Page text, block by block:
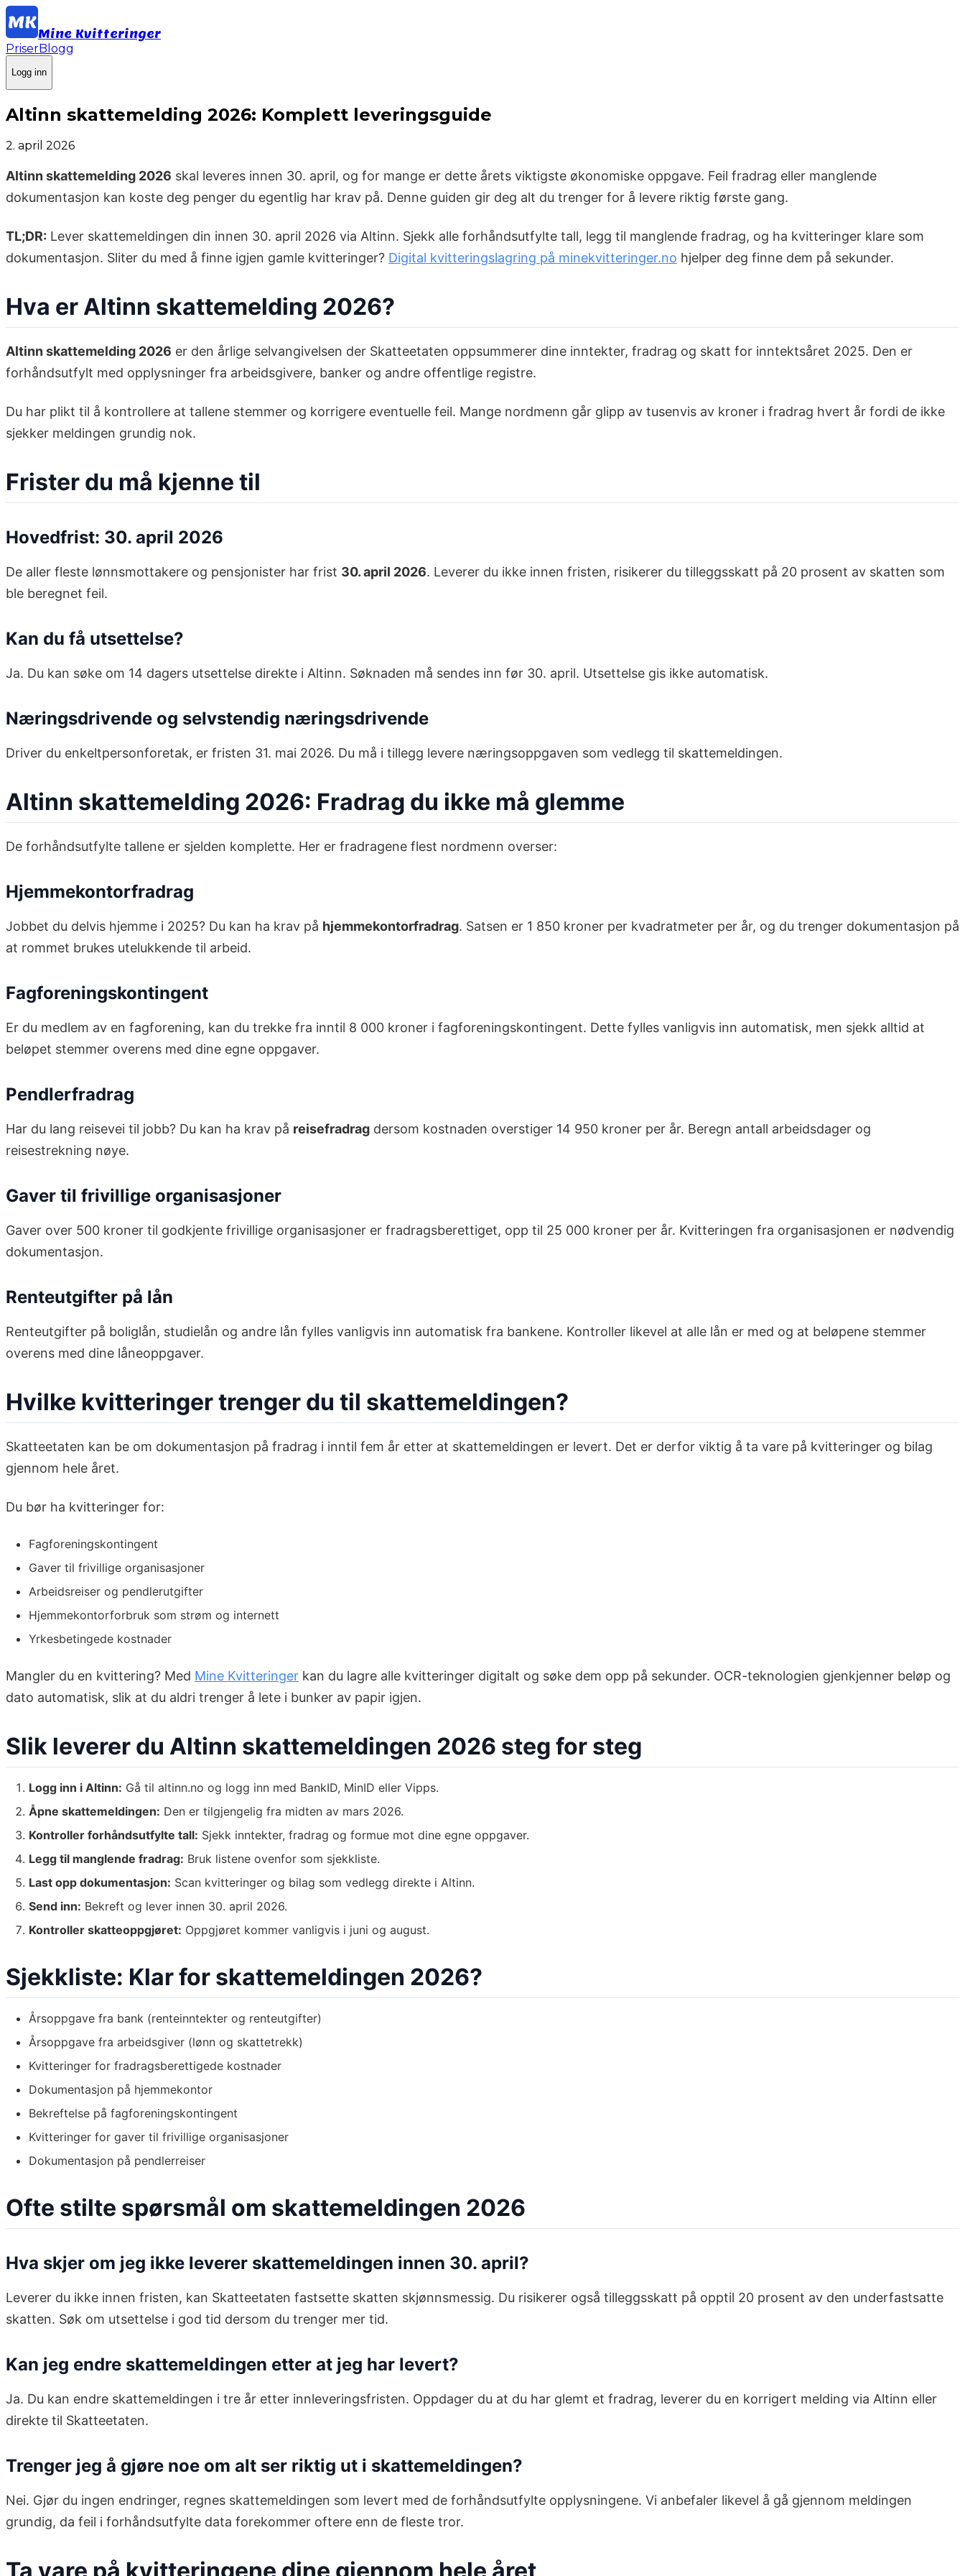
Mine Kvitteringer
PriserBlogg
Logg inn
Altinn skattemelding 2026: Komplett leveringsguide
2. april 2026
Altinn skattemelding 2026 skal leveres innen 30. april, og for mange er dette årets viktigste økonomiske oppgave. Feil fradrag eller manglende
dokumentasjon kan koste deg penger du egentlig har krav på. Denne guiden gir deg alt du trenger for å levere riktig første gang.
TL;DR: Lever skattemeldingen din innen 30. april 2026 via Altinn. Sjekk alle forhåndsutfylte tall, legg til manglende fradrag, og ha kvitteringer klare som
dokumentasjon. Sliter du med å finne igjen gamle kvitteringer? Digital kvitteringslagring på minekvitteringer.no hjelper deg finne dem på sekunder.
Hva er Altinn skattemelding 2026?
Altinn skattemelding 2026 er den årlige selvangivelsen der Skatteetaten oppsummerer dine inntekter, fradrag og skatt for inntektsåret 2025. Den er
forhåndsutfylt med opplysninger fra arbeidsgivere, banker og andre offentlige registre.
Du har plikt til å kontrollere at tallene stemmer og korrigere eventuelle feil. Mange nordmenn går glipp av tusenvis av kroner i fradrag hvert år fordi de ikke
sjekker meldingen grundig nok.
Frister du må kjenne til
Hovedfrist: 30. april 2026
De aller fleste lønnsmottakere og pensjonister har frist 30. april 2026. Leverer du ikke innen fristen, risikerer du tilleggsskatt på 20 prosent av skatten som
ble beregnet feil.
Kan du få utsettelse?
Ja. Du kan søke om 14 dagers utsettelse direkte i Altinn. Søknaden må sendes inn før 30. april. Utsettelse gis ikke automatisk.
Næringsdrivende og selvstendig næringsdrivende
Driver du enkeltpersonforetak, er fristen 31. mai 2026. Du må i tillegg levere næringsoppgaven som vedlegg til skattemeldingen.
Altinn skattemelding 2026: Fradrag du ikke må glemme
De forhåndsutfylte tallene er sjelden komplette. Her er fradragene flest nordmenn overser:
Hjemmekontorfradrag
Jobbet du delvis hjemme i 2025? Du kan ha krav på hjemmekontorfradrag. Satsen er 1 850 kroner per kvadratmeter per år, og du trenger dokumentasjon på
at rommet brukes utelukkende til arbeid.
Fagforeningskontingent
Er du medlem av en fagforening, kan du trekke fra inntil 8 000 kroner i fagforeningskontingent. Dette fylles vanligvis inn automatisk, men sjekk alltid at
beløpet stemmer overens med dine egne oppgaver.
Pendlerfradrag
Har du lang reisevei til jobb? Du kan ha krav på reisefradrag dersom kostnaden overstiger 14 950 kroner per år. Beregn antall arbeidsdager og
reisestrekning nøye.
Gaver til frivillige organisasjoner
Gaver over 500 kroner til godkjente frivillige organisasjoner er fradragsberettiget, opp til 25 000 kroner per år. Kvitteringen fra organisasjonen er nødvendig
dokumentasjon.
Renteutgifter på lån
Renteutgifter på boliglån, studielån og andre lån fylles vanligvis inn automatisk fra bankene. Kontroller likevel at alle lån er med og at beløpene stemmer
overens med dine låneoppgaver.
Hvilke kvitteringer trenger du til skattemeldingen?
Skatteetaten kan be om dokumentasjon på fradrag i inntil fem år etter at skattemeldingen er levert. Det er derfor viktig å ta vare på kvitteringer og bilag
gjennom hele året.
Du bør ha kvitteringer for:
Fagforeningskontingent
Gaver til frivillige organisasjoner
Arbeidsreiser og pendlerutgifter
Hjemmekontorforbruk som strøm og internett
Yrkesbetingede kostnader
Mangler du en kvittering? Med Mine Kvitteringer kan du lagre alle kvitteringer digitalt og søke dem opp på sekunder. OCR-teknologien gjenkjenner beløp og
dato automatisk, slik at du aldri trenger å lete i bunker av papir igjen.
Slik leverer du Altinn skattemeldingen 2026 steg for steg
Logg inn i Altinn: Gå til altinn.no og logg inn med BankID, MinID eller Vipps.
Åpne skattemeldingen: Den er tilgjengelig fra midten av mars 2026.
Kontroller forhåndsutfylte tall: Sjekk inntekter, fradrag og formue mot dine egne oppgaver.
Legg til manglende fradrag: Bruk listene ovenfor som sjekkliste.
Last opp dokumentasjon: Scan kvitteringer og bilag som vedlegg direkte i Altinn.
Send inn: Bekreft og lever innen 30. april 2026.
Kontroller skatteoppgjøret: Oppgjøret kommer vanligvis i juni og august.
Sjekkliste: Klar for skattemeldingen 2026?
Årsoppgave fra bank (renteinntekter og renteutgifter)
Årsoppgave fra arbeidsgiver (lønn og skattetrekk)
Kvitteringer for fradragsberettigede kostnader
Dokumentasjon på hjemmekontor
Bekreftelse på fagforeningskontingent
Kvitteringer for gaver til frivillige organisasjoner
Dokumentasjon på pendlerreiser
Ofte stilte spørsmål om skattemeldingen 2026
Hva skjer om jeg ikke leverer skattemeldingen innen 30. april?
Leverer du ikke innen fristen, kan Skatteetaten fastsette skatten skjønnsmessig. Du risikerer også tilleggsskatt på opptil 20 prosent av den underfastsatte
skatten. Søk om utsettelse i god tid dersom du trenger mer tid.
Kan jeg endre skattemeldingen etter at jeg har levert?
Ja. Du kan endre skattemeldingen i tre år etter innleveringsfristen. Oppdager du at du har glemt et fradrag, leverer du en korrigert melding via Altinn eller
direkte til Skatteetaten.
Trenger jeg å gjøre noe om alt ser riktig ut i skattemeldingen?
Nei. Gjør du ingen endringer, regnes skattemeldingen som levert med de forhåndsutfylte opplysningene. Vi anbefaler likevel å gå gjennom meldingen
grundig, da feil i forhåndsutfylte data forekommer oftere enn de fleste tror.